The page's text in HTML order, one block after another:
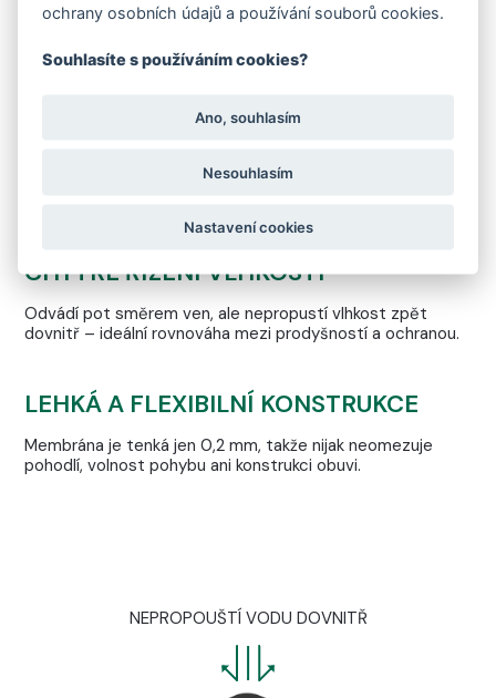
Membrána FARE‑TEX zajišťuje, že vaše chodidla zůstanou
CHYTRÉ ŘÍZENÍ VLHKOSTI
Odvádí pot směrem ven, ale nepropustí vlhkost zpět
dovnitř – ideální rovnováha mezi prodyšností a ochranou.
LEHKÁ A FLEXIBILNÍ KONSTRUKCE
Membrána je tenká jen 0,2 mm, takže nijak neomezuje
pohodlí, volnost pohybu ani konstrukci obuvi.
NEPROPOUŠTÍ VODU DOVNITŘ
ochrany osobních údajů a používání souborů cookies.
Souhlasíte s používáním cookies?
Ano, souhlasím
Nesouhlasím
Nastavení cookies